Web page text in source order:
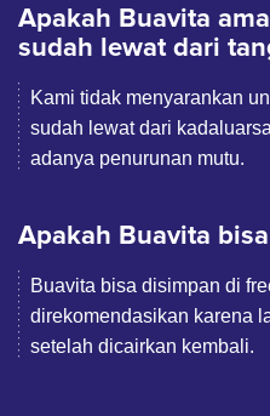
Apakah Buavita
sudah lewat dari
Kami tidak menyarankan
sudah lewat dari
adanya penurunan mutu.
Apakah Buavita
Buavita bisa disimpan di
direkomendasikan karena
setelah dicairkan kembali.